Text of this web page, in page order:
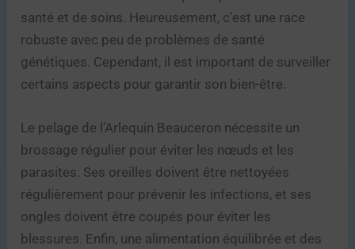
santé et de soins. Heureusement, c’est une race
robuste avec peu de problèmes de santé
génétiques. Cependant, il est important de surveiller
certains aspects pour garantir son bien-être.
Le pelage de l’Arlequin Beauceron nécessite un
brossage régulier pour éviter les nœuds et les
parasites. Ses oreilles doivent être nettoyées
régulièrement pour prévenir les infections, et ses
ongles doivent être coupés pour éviter les
blessures. Enfin, une alimentation équilibrée et des